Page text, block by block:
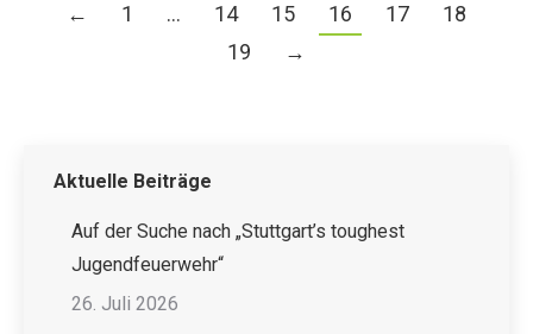
← 1 … 14 15 16 17
18
19
→
Aktuelle Beiträge
Auf der Suche nach „Stuttgart’s toughest
Jugendfeuerwehr“
26. Juli 2026